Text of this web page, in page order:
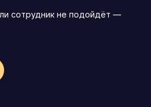
сотрудник не подойдёт —